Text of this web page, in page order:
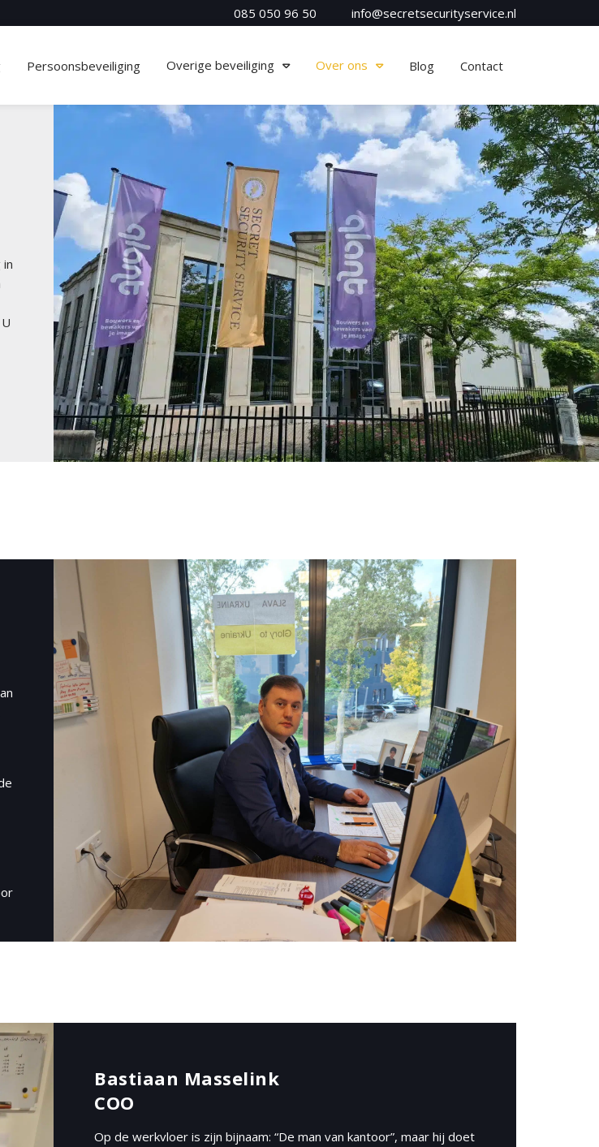
085 050 96 50 info@secretsecurityservice.nl
Persoonsbeveiliging Overige beveiliging Over ons Blog Contact
Bastiaan Masselink
COO
Op de werkvloer is zijn bijnaam: “De man van kantoor”, maar hij doet